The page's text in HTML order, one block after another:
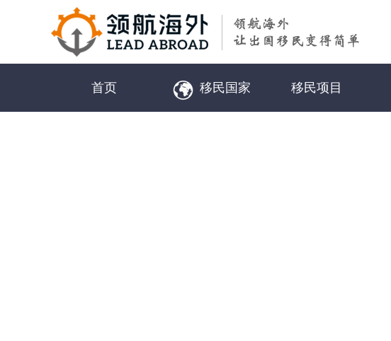
首页 移民国家 移民项目